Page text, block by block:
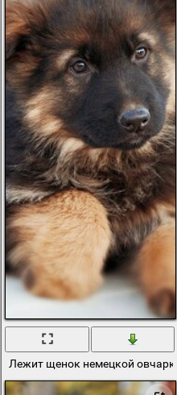
Лежит щенок немецкой овчарки